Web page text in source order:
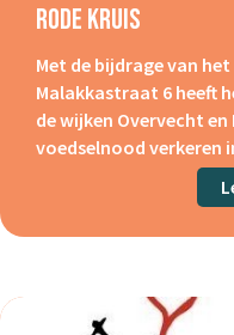
Rode Kruis
Met de bijdrage van
Malakkastraat 6 heeft
de wijken Overvecht
voedselnood verkeren